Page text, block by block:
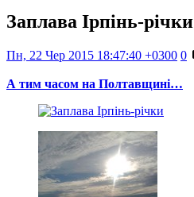
Заплава Ірпінь-річки
Пн, 22 Чер 2015 18:47:40 +0300 0
А тим часом на Полтавщині…